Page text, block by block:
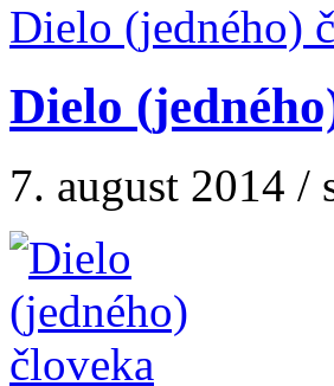
Dielo (jedného)
Dielo
7. august 2014 /